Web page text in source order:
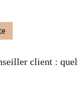
client :